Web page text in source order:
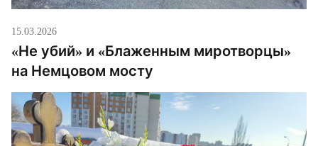
15.03.2026
«Не убий» и «Блаженным миротворцы»
на Немцовом мосту